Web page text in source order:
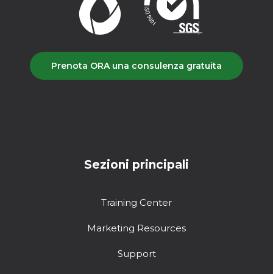
Prenota ORA una consulenza gratuita
Sezioni principali
Training Center
Marketing Resources
Support